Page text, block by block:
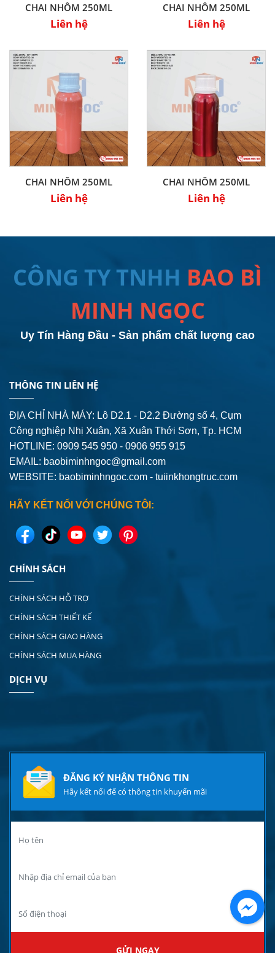
CHAI NHÔM 250ML
Liên hệ
CHAI NHÔM 250ML
Liên hệ
CHAI NHÔM 250ML
Liên hệ
CHAI NHÔM 250ML
Liên hệ
CÔNG TY TNHH BAO BÌ
MINH NGỌC
Uy Tín Hàng Đầu - Sản phẩm chất lượng cao
THÔNG TIN LIÊN HỆ
ĐỊA CHỈ NHÀ MÁY: Lô D2.1 - D2.2 Đường số 4, Cụm
Công nghiệp Nhị Xuân, Xã Xuân Thới Sơn, Tp. HCM
HOTLINE: 0909 545 950 - 0906 955 915
EMAIL: baobiminhngoc@gmail.com
WEBSITE: baobiminhngoc.com - tuiinkhongtruc.com
HÃY KẾT NỐI VỚI CHÚNG TÔI:
CHÍNH SÁCH
CHÍNH SÁCH HỖ TRỢ
CHÍNH SÁCH THIẾT KẾ
CHÍNH SÁCH GIAO HÀNG
CHÍNH SÁCH MUA HÀNG
DỊCH VỤ
ĐĂNG KÝ NHẬN THÔNG TIN
Hãy kết nối để có thông tin khuyến mãi